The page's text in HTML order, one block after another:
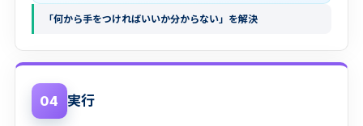
「何から手をつければいいか分からない」を解決
04 実行